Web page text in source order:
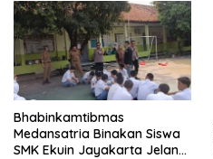
Bhabinkamtibmas
Medansatria Binakan Siswa
SMK Ekuin Jayakarta Jelang